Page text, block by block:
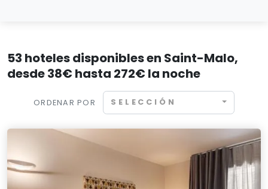
53 hoteles disponibles en Saint-Malo,
desde 38€ hasta 272€ la noche
ORDENAR POR SELECCIÓN